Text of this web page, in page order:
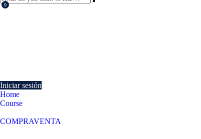
0
Iniciar sesión
Home
Course
COMPRAVENTA